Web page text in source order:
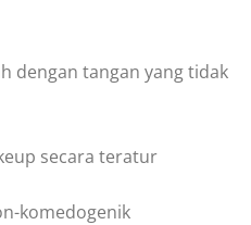
dengan tangan yang tidak
secara teratur
komedogenik